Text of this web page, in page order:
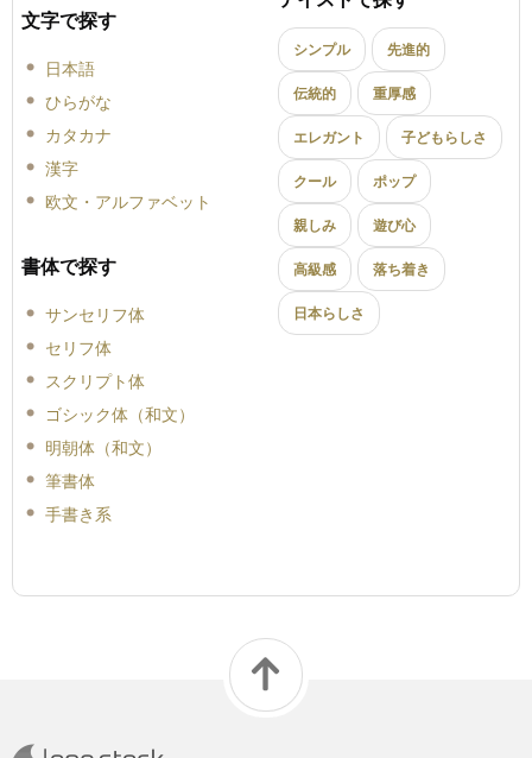
文字で探す
日本語
ひらがな
カタカナ
漢字
欧文・アルファベット
書体で探す
サンセリフ体
セリフ体
スクリプト体
ゴシック体（和文）
明朝体（和文）
筆書体
手書き系
シンプル 先進的
伝統的 重厚感
エレガント 子どもらしさ
クール ポップ
親しみ 遊び心
高級感 落ち着き
日本らしさ